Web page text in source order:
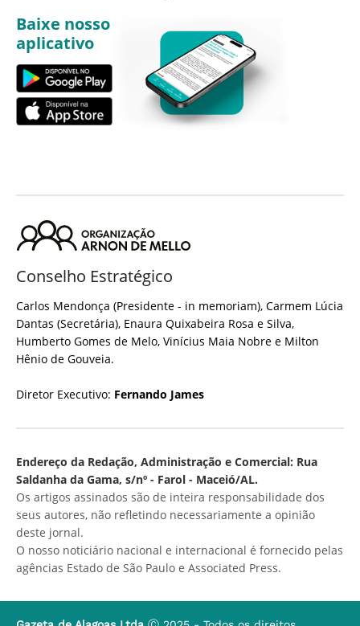
Baixe nosso
aplicativo
Conselho Estratégico
Carlos Mendonça (Presidente - in memoriam), Carmem Lúcia
Dantas (Secretária), Enaura Quixabeira Rosa e Silva,
Humberto Gomes de Melo, Vinícius Maia Nobre e Milton
Hênio de Gouveia.
Diretor Executivo: Fernando James
Endereço da Redação, Administração e Comercial: Rua
Saldanha da Gama, s/nº - Farol - Maceió/AL.
Os artigos assinados são de inteira responsabilidade dos
seus autores, não refletindo necessariamente a opinião
deste jornal.
O nosso noticiário nacional e internacional é fornecido pelas
agências Estado de São Paulo e Associated Press.